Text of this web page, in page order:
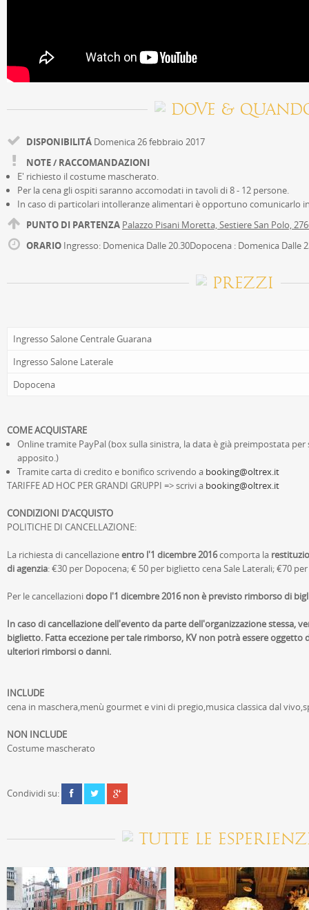
DOVE &
DISPONIBILITÁ Domenica 26 febbraio 2017
NOTE / RACCOMANDAZIONI
E' richiesto il costume mascherato.
Per la cena gli ospiti saranno accomodati in tavoli di 8 - 12 persone.
In caso di particolari intolleranze alimentari è opportuno comunicarlo
PUNTO DI PARTENZA Palazzo Pisani Moretta, Sestiere San Polo,
ORARIO Ingresso: Domenica Dalle 20.30Dopocena : Domenica Dalle
PREZZI
Ingresso Salone Centrale Guarana
Ingresso Salone Laterale
Dopocena
COME ACQUISTARE
Online tramite PayPal (box sulla sinistra, la data è già preimpostata
apposito.)
Tramite carta di credito e bonifico scrivendo a booking@oltrex.it
TARIFFE AD HOC PER GRANDI GRUPPI => scrivi a booking@oltrex.it
CONDIZIONI D'ACQUISTO
POLITICHE DI CANCELLAZIONE:
La richiesta di cancellazioneentro l'1 dicembre 2016comporta la
di agenzia: €30 per Dopocena; € 50 per biglietto cena Sale Laterali; €70
Per le cancellazionidopo l'1 dicembre 2016 non è previsto rimborso di
In caso di cancellazione dell'evento da parte dell'organizzazione stessa,
biglietto. Fatta eccezione per tale rimborso, KV non potrà essere oggetto
ulteriori rimborsi o danni.
INCLUDE
cena in maschera,menù gourmet e vini di pregio,musica classica dal
NON INCLUDE
Costume mascherato
Condividi su:
TUTTE LE